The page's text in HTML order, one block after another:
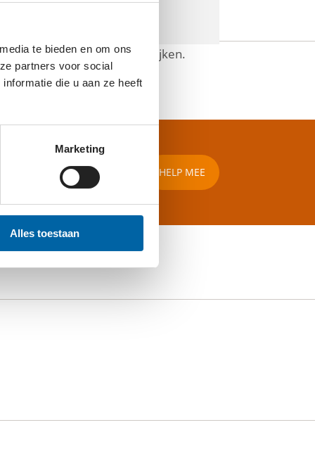
te bieden en om ons
partners voor social
die u aan ze heeft
Marketing
Alles toestaan
deze inhoud te kunnen bekijken.
HELP MEE